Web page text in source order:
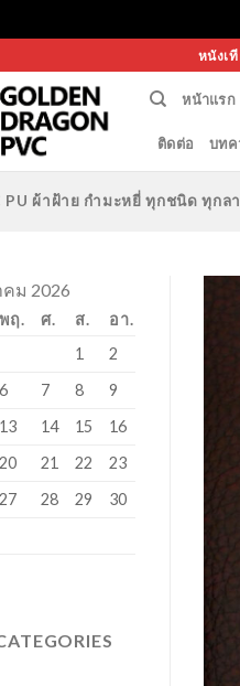
หนังเ
หน้าแรก
ติดต่อ บทค
PU ผ้าฝ้าย กำมะหยี่ ทุกชนิด ทุก
ม 2026
พฤ. ศ. ส.
อา.
1
2
6 7 8
9
13 14 15
16
20 21 22
23
27 28 29
30